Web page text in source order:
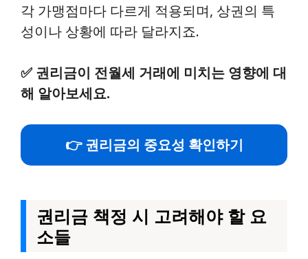
각 가맹점마다 다르게 적용되며, 상권의 특
성이나 상황에 따라 달라지죠.
✅ 권리금이 전월세 거래에 미치는 영향에 대
해 알아보세요.
👉 권리금의 중요성 확인하기
권리금 책정 시 고려해야 할 요
소들